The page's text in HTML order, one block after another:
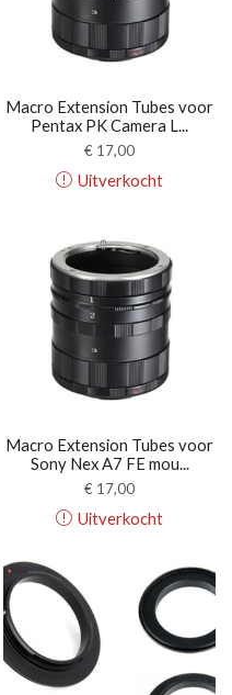
Macro Extension Tubes voor
Pentax PK Camera L...
€ 17,00
Uitverkocht
Macro Extension Tubes voor
Sony Nex A7 FE mou...
€ 17,00
Uitverkocht